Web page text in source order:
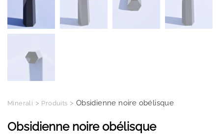
Minerali > Produits > Obsidienne noire obélisque
Obsidienne noire obélisque